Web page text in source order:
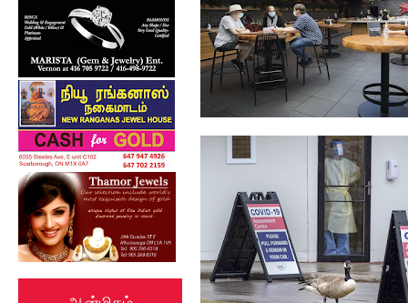
நகரத்திற்கு வெளியே உள்ள
வாடிக்கையாள...